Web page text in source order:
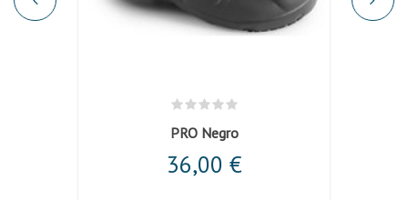
PRO Negro
36,00 €